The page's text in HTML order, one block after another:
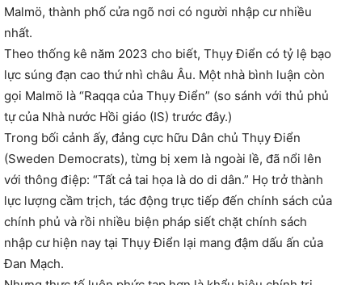
Malmö, thành phố cửa ngõ nơi có người nhập cư nhiều
nhất.
Theo thống kê năm 2023 cho biết, Thụy Điển có tỷ lệ bạo
lực súng đạn cao thứ nhì châu Âu. Một nhà bình luận còn
gọi Malmö là “Raqqa của Thụy Điển” (so sánh với thủ phủ
tự của Nhà nước Hồi giáo (IS) trước đây.)
Trong bối cảnh ấy, đảng cực hữu Dân chủ Thụy Điển
(Sweden Democrats), từng bị xem là ngoài lề, đã nổi lên
với thông điệp: “Tất cả tai họa là do di dân.” Họ trở thành
lực lượng cầm trịch, tác động trực tiếp đến chính sách của
chính phủ và rồi nhiều biện pháp siết chặt chính sách
nhập cư hiện nay tại Thụy Điển lại mang đậm dấu ấn của
Đan Mạch.